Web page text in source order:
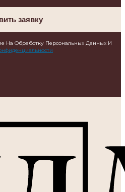
заявку
На Обработку Персональных Данных И